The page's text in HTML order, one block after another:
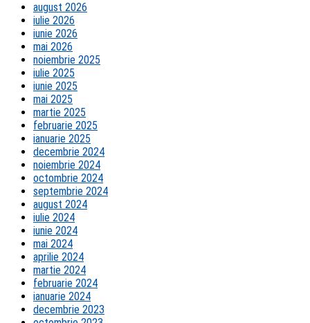
august 2026
iulie 2026
iunie 2026
mai 2026
noiembrie 2025
iulie 2025
iunie 2025
mai 2025
martie 2025
februarie 2025
ianuarie 2025
decembrie 2024
noiembrie 2024
octombrie 2024
septembrie 2024
august 2024
iulie 2024
iunie 2024
mai 2024
aprilie 2024
martie 2024
februarie 2024
ianuarie 2024
decembrie 2023